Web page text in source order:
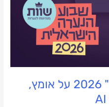
מרצה ב"שבוע הנערה" 2026 על אומץ,